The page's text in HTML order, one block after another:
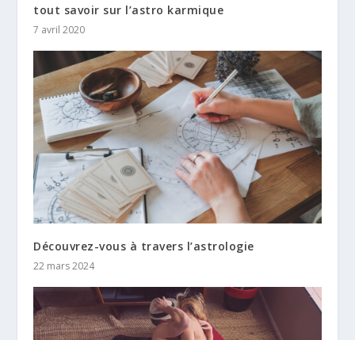
tout savoir sur l’astro karmique
7 avril 2020
Découvrez-vous à travers l’astrologie
22 mars 2024